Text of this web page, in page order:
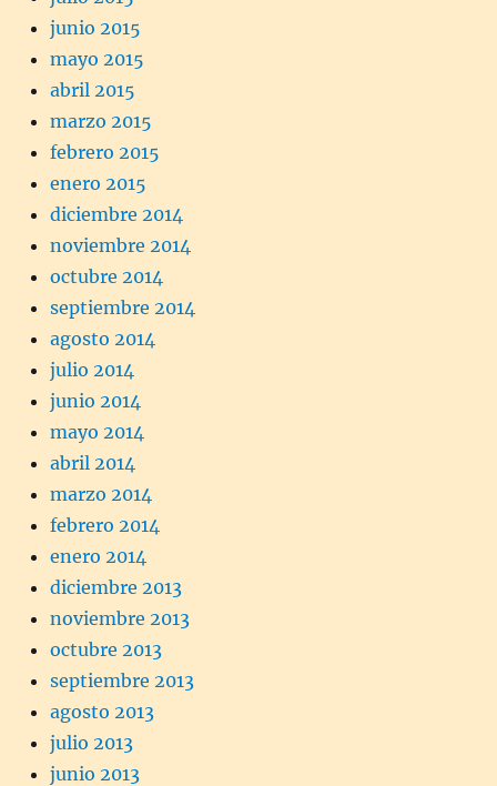
junio 2015
mayo 2015
abril 2015
marzo 2015
febrero 2015
enero 2015
diciembre 2014
noviembre 2014
octubre 2014
septiembre 2014
agosto 2014
julio 2014
junio 2014
mayo 2014
abril 2014
marzo 2014
febrero 2014
enero 2014
diciembre 2013
noviembre 2013
octubre 2013
septiembre 2013
agosto 2013
julio 2013
junio 2013